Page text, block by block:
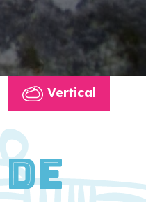
Vertical